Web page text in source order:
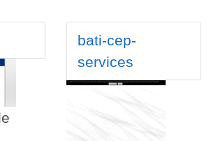
bati-cep-
services